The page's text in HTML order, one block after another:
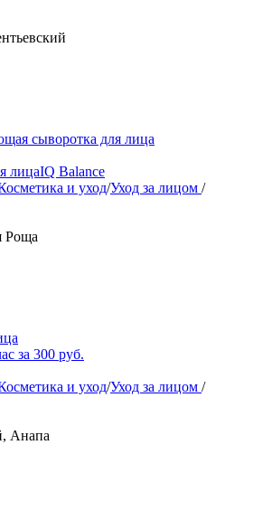
сыворотка для лица
лицаIQ Balance
и уход/Уход за лицом /
Роща
за 300 руб.
и уход/Уход за лицом /
Анапа